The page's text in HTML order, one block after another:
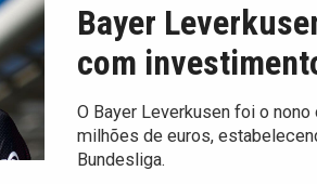
Bayer
com
O Bayer Leverkusen foi o
milhões de euros,
Bundesliga.